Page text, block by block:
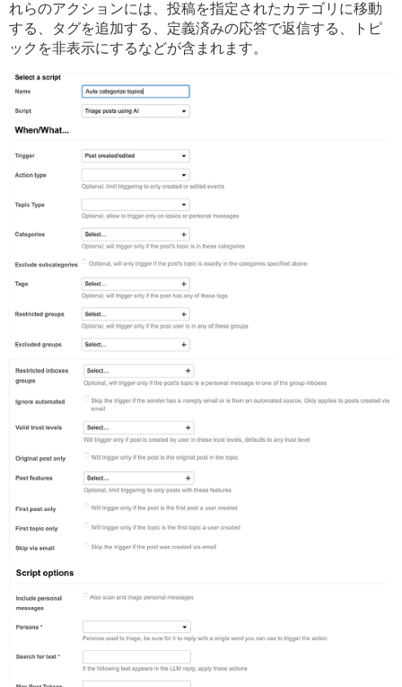
れらのアクションには、投稿を指定されたカテゴリに移動
する、タグを追加する、定義済みの応答で返信する、トピ
ックを非表示にするなどが含まれます。